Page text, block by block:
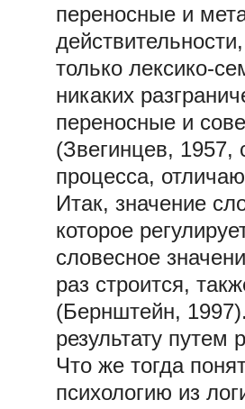
переносные и
только лексико-
никаких
переносные и
(Звегинцев, 1957,
процесса,
Итак, значение
которое
словесное
раз строится,
(Бернштейн,
результату путем
Что же тогда
психологию из